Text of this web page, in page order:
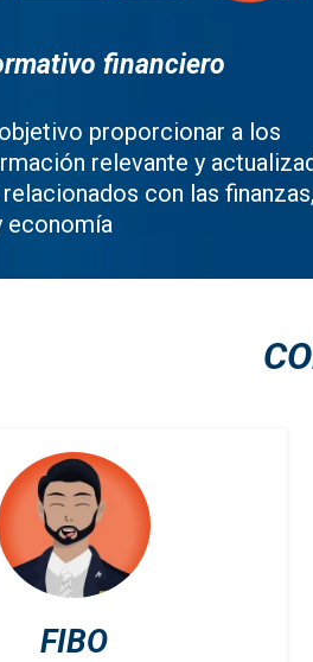
financiero
proporcionar a los
relevante y
con las finanzas,
economía
FIBO